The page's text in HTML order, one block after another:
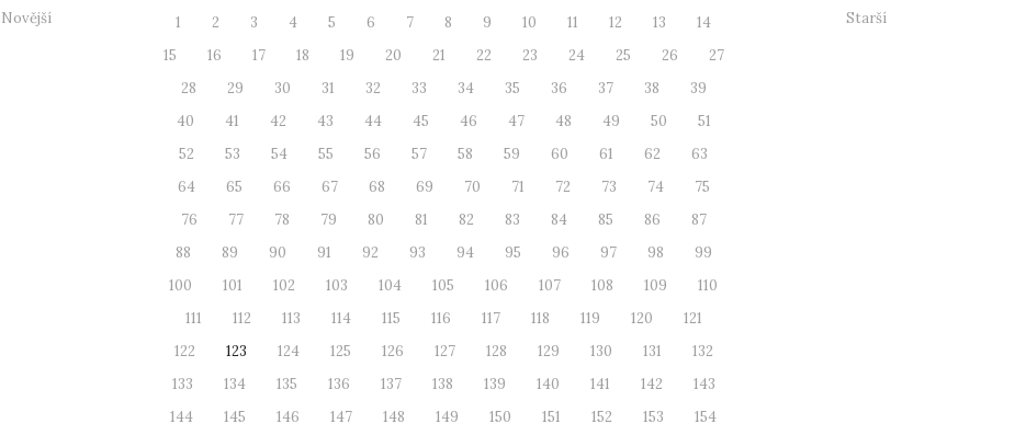
Novější 1 2 3 4 5 6 7 8 9 10 11 12 13
14
15
16 17 18 19 20 21 22 23 24 25 26
27
28
29 30 31 32 33 34 35 36 37 38
39
40
41 42 43 44 45 46 47 48 49 50
51
52
53 54 55 56 57 58 59 60 61 62
63
64
65 66 67 68 69 70 71 72 73 74
75
76
77 78 79 80 81 82 83 84 85 86
87
88
89 90 91 92 93 94 95 96 97 98
99
100
101 102 103 104 105 106 107 108 109
110
111
112 113 114 115 116 117 118 119 120
121
122
123 124 125 126 127 128 129 130 131
132
133
134 135 136 137 138 139 140 141 142
143
144
145 146 147 148 149 150 151 152 153 154
Starší